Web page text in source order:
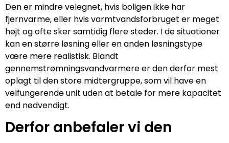
Den er mindre velegnet, hvis boligen ikke har
fjernvarme, eller hvis varmtvandsforbruget er meget
højt og ofte sker samtidig flere steder. I de situationer
kan en større løsning eller en anden løsningstype
være mere realistisk. Blandt
gennemstrømningsvandvarmere er den derfor mest
oplagt til den store midtergruppe, som vil have en
velfungerende unit uden at betale for mere kapacitet
end nødvendigt.
Derfor anbefaler vi den